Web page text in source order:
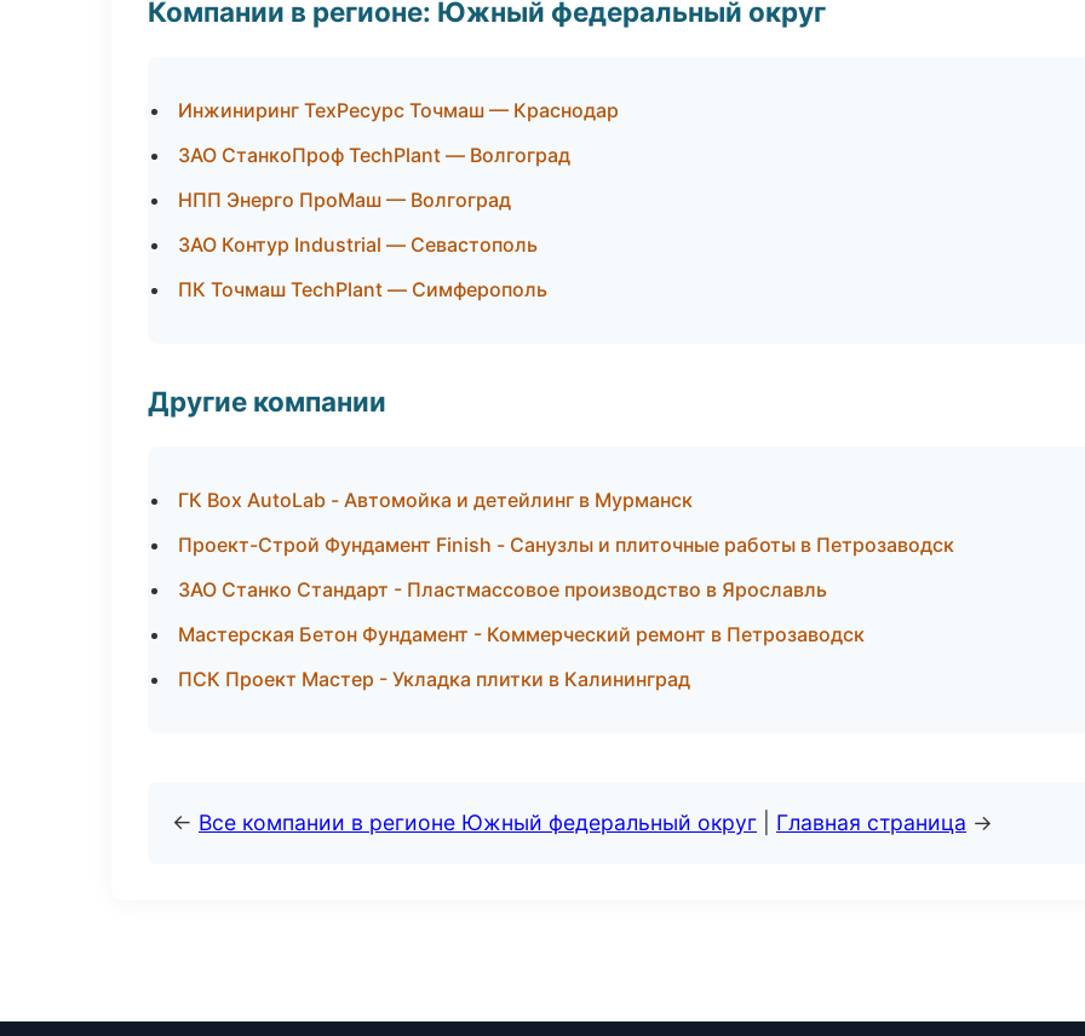
Компании в регионе: Южный федеральный округ
Инжиниринг ТехРесурс Точмаш — Краснодар
ЗАО СтанкоПроф TechPlant — Волгоград
НПП Энерго ПроМаш — Волгоград
ЗАО Контур Industrial — Севастополь
ПК Точмаш TechPlant — Симферополь
Другие компании
ГК Box AutoLab - Автомойка и детейлинг в Мурманск
Проект-Строй Фундамент Finish - Санузлы и плиточные работы в Петрозаводск
ЗАО Станко Стандарт - Пластмассовое производство в Ярославль
Мастерская Бетон Фундамент - Коммерческий ремонт в Петрозаводск
ПСК Проект Мастер - Укладка плитки в Калининград
← Все компании в регионе Южный федеральный округ Главная страница →